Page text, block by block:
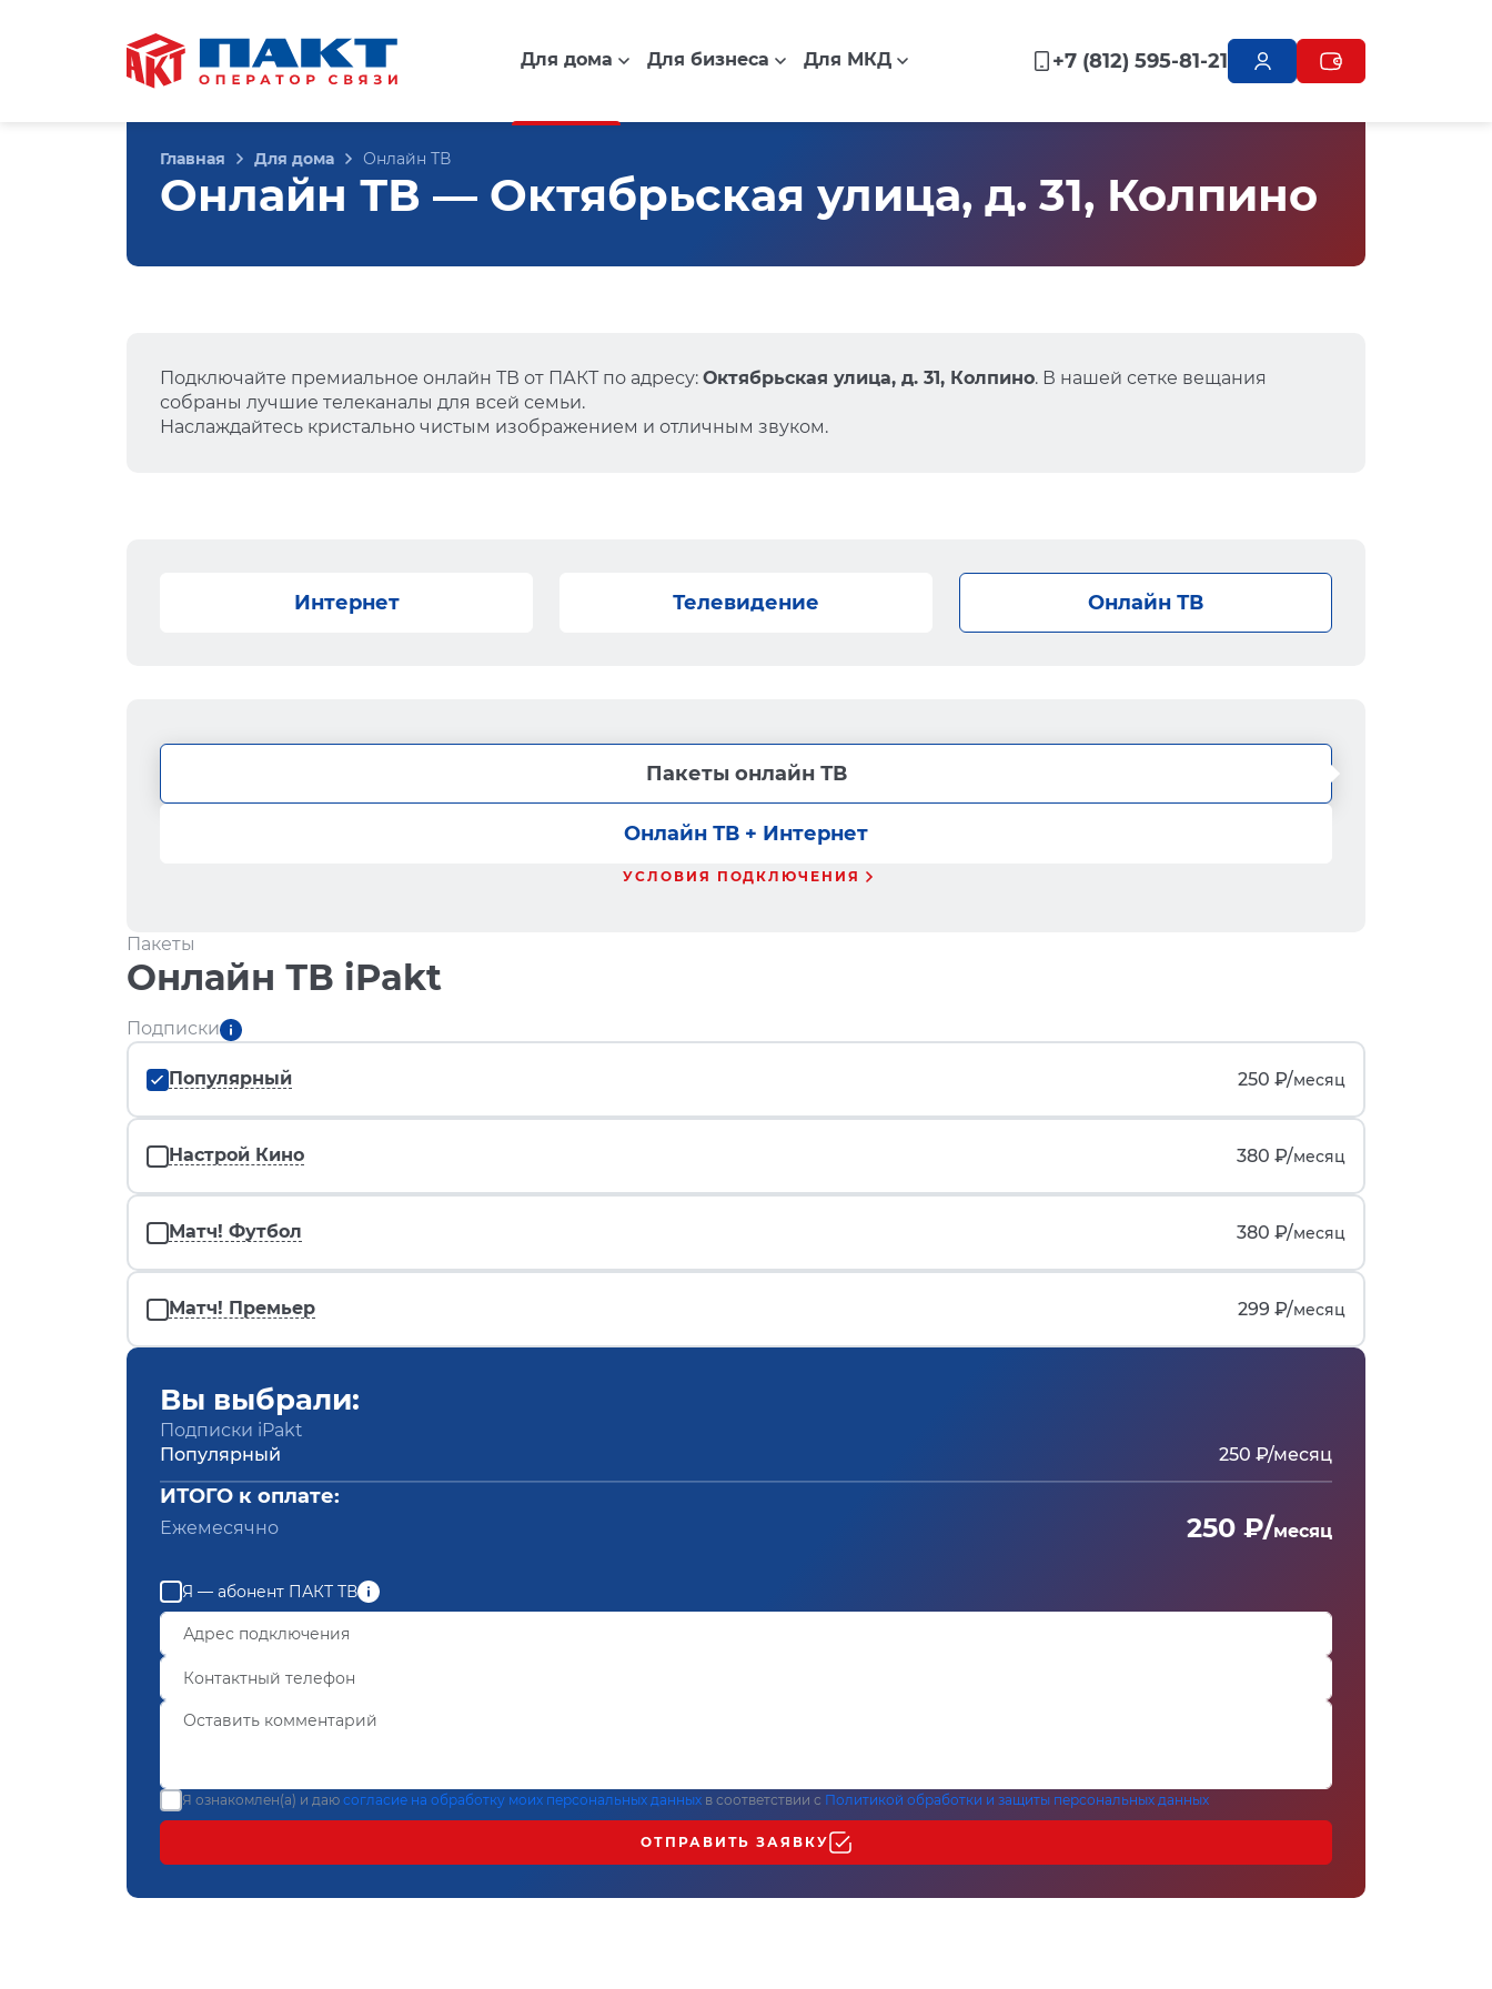
Для дома Для бизнеса Для МКД +7 (812) 595-81-21
Главная Для дома Онлайн ТВ
Онлайн ТВ — Октябрьская улица, д. 31, Колпино
Подключайте премиальное онлайн ТВ от ПАКТ по адресу: Октябрьская улица, д. 31, Колпино. В нашей сетке вещания
собраны лучшие телеканалы для всей семьи.
Наслаждайтесь кристально чистым изображением и отличным звуком.
Интернет Телевидение Онлайн ТВ
Пакеты онлайн ТВ
Онлайн ТВ + Интернет
УСЛОВИЯ ПОДКЛЮЧЕНИЯ
Пакеты
Онлайн ТВ iPakt
Подписки
Популярный 250 ₽/месяц
Настрой Кино 380 ₽/месяц
Матч! Футбол 380 ₽/месяц
Матч! Премьер 299 ₽/месяц
Вы выбрали:
Подписки iPakt
Популярный
250 ₽/месяц
ИТОГО к оплате:
Ежемесячно 250 ₽/месяц
Я — абонент ПАКТ ТВ
Я ознакомлен(а) и даю согласие на обработку моих персональных данных в соответствии с Политикой обработки и защиты персональных данных
ОТПРАВИТЬ ЗАЯВКУ